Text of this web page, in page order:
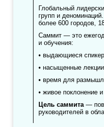
Глобальный
групп и
более 600 городов,
Саммит — это
и обучения:
• выдающиеся
• насыщенные лекции
• время для
• живое поклонение
Цель саммита—
руководителей в